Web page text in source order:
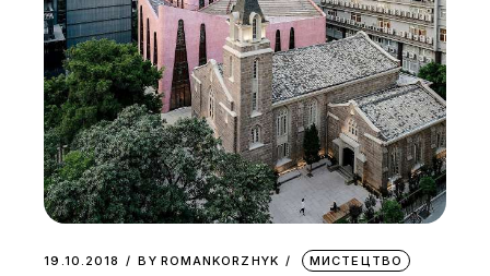
19.10.2018 BY ROMANKORZHYK МИСТЕЦТВО